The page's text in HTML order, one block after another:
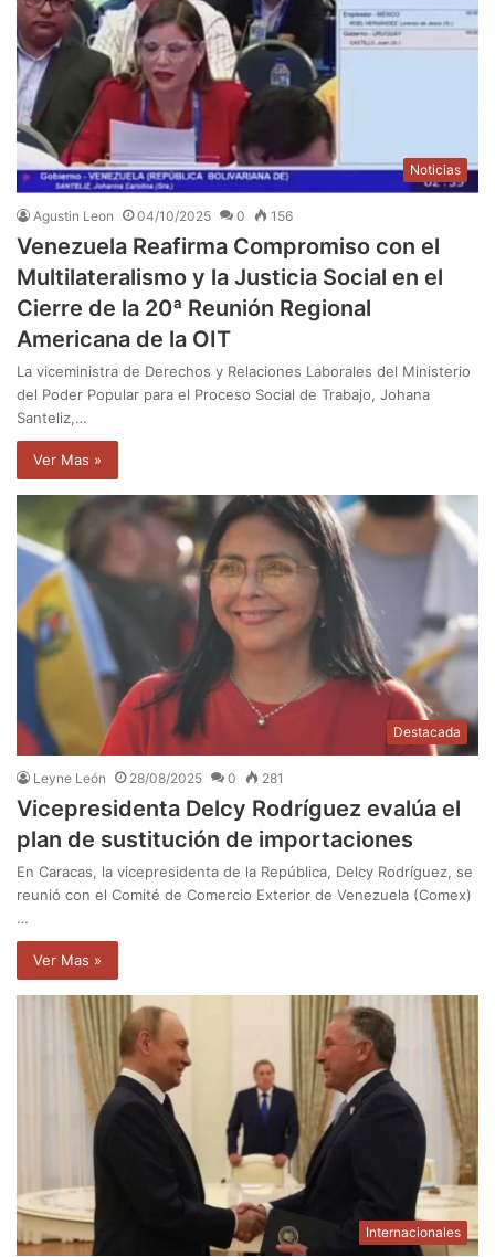
Noticias
Agustin Leon 04/10/2025 0 156
Venezuela Reafirma Compromiso con el
Multilateralismo y la Justicia Social en el
Cierre de la 20ª Reunión Regional
Americana de la OIT
La viceministra de Derechos y Relaciones Laborales del Ministerio
del Poder Popular para el Proceso Social de Trabajo, Johana
Santeliz,…
Ver Mas »
Destacada
Leyne León 28/08/2025 0 281
Vicepresidenta Delcy Rodríguez evalúa el
plan de sustitución de importaciones
En Caracas, la vicepresidenta de la República, Delcy Rodríguez, se
reunió con el Comité de Comercio Exterior de Venezuela (Comex)
…
Ver Mas »
Internacionales